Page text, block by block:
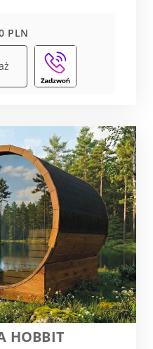
PLN
HOBBIT